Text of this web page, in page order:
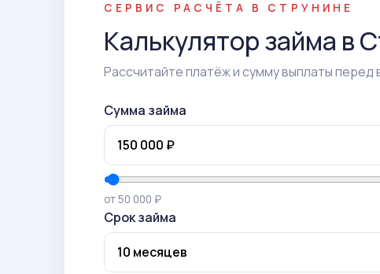
СЕРВИС РАСЧЁТА В СТРУНИНЕ
Калькулятор займа в
Рассчитайте платёж и сумму выплаты перед
Сумма займа
от 50 000 ₽
Срок займа